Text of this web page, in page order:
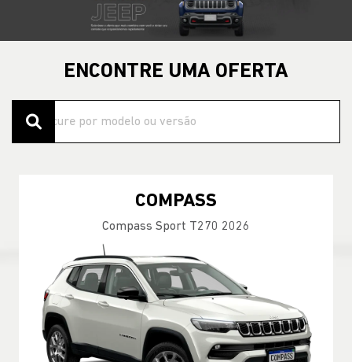
ENCONTRE UMA OFERTA
COMPASS
Compass Sport T270 2026